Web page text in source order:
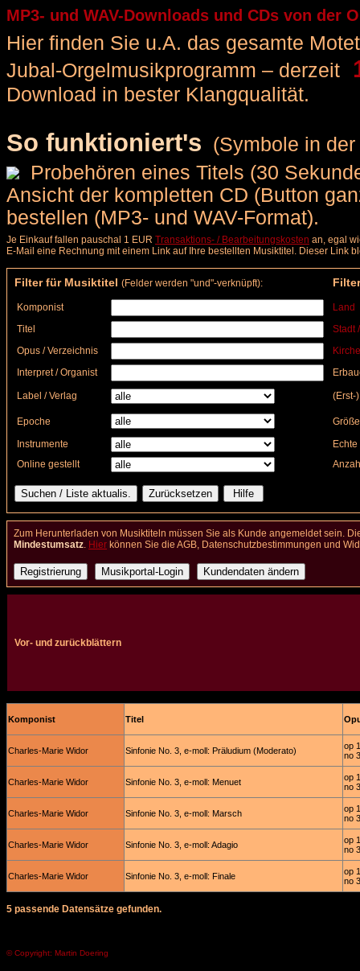
MP3- und WAV-Downloads und CDs von der
Hier finden Sie u.A. das gesamte
Jubal-Orgelmusikprogramm – derzeit
Download in bester Klangqualität.
So funktioniert's (Symbole in
Probehören eines Titels (30
Ansicht der kompletten CD (Button
bestellen (MP3- und WAV-Format).
Je Einkauf fallen pauschal 1 EUR Transaktions- / Bearbeitungskosten an, egal
E-Mail eine Rechnung mit einem Link auf Ihre bestellten Musiktitel. Dieser
Filter für Musiktitel (Felder werden "und"-verknüpft):
Komponist
Land
Titel
Stadt
Opus / Verzeichnis
Interpret / Organist
Label / Verlag (Erst-
Epoche
Instrumente
Online gestellt
Zum Herunterladen von Musiktiteln müssen Sie als Kunde angemeldet sein.
Mindestumsatz. Hier können Sie die AGB, Datenschutzbestimmungen und
Vor- und zurückblättern
Komponist Titel
Charles-Marie Widor Sinfonie No. 3, e-moll: Präludium (Moderato)
op
no 3
Charles-Marie Widor Sinfonie No. 3, e-moll: Menuet
op
no 3
Charles-Marie Widor Sinfonie No. 3, e-moll: Marsch
op
no 3
Charles-Marie Widor Sinfonie No. 3, e-moll: Adagio
op
no 3
Charles-Marie Widor Sinfonie No. 3, e-moll: Finale
op
no 3
5 passende Datensätze gefunden.
© Copyright: Martin Doering